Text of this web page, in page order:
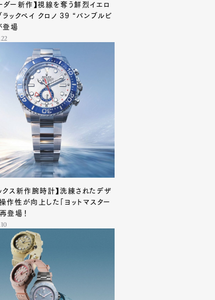
ダー新作】視線を奪う鮮烈イエロ
ラックベイ クロノ 39 “バンブルビ
登場
クス新作腕時計】洗練されたデザ
作性が向上した「ヨットマスター
登場！